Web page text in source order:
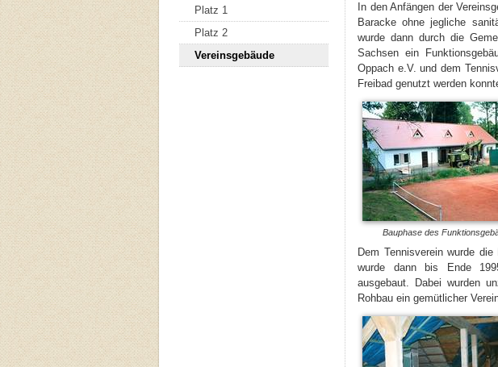
Platz 1
Platz 2
Vereinsgebäude
In den Anfängen der
Baracke ohne jegliche
wurde dann durch die
Sachsen ein
Oppach e.V. und dem
Freibad genutzt werden
Bauphase des
Dem Tennisverein wurde
wurde dann bis Ende
ausgebaut. Dabei wurden
Rohbau ein gemütlicher